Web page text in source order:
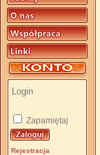
Zapamiętaj
Rejestracja